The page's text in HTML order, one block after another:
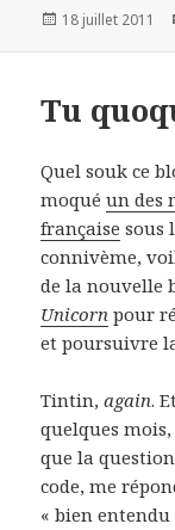
Publié
18 juillet 2011
Tu
Quel souk ce
moquéun des
française sous
connivème,
de la nouvelle
Unicorn pour
et poursuivre
Tintin,again.
quelques
que la
code, me
« bien entendu